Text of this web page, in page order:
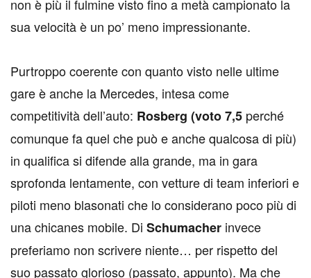
non è più il fulmine visto fino a metà campionato la
sua velocità è un po’ meno impressionante.
Purtroppo coerente con quanto visto nelle ultime
gare è anche la Mercedes, intesa come
competitività dell’auto: Rosberg (voto 7,5 perché
comunque fa quel che può e anche qualcosa di più)
in qualifica si difende alla grande, ma in gara
sprofonda lentamente, con vetture di team inferiori e
piloti meno blasonati che lo considerano poco più di
una chicanes mobile. Di Schumacher invece
preferiamo non scrivere niente… per rispetto del
suo passato glorioso (passato, appunto). Ma che